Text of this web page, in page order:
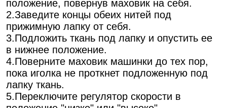
положение, повернув маховик на себя.
2.Заведите концы обеих нитей под
прижимную лапку от себя.
3.Подложить ткань под лапку и опустить ее
в нижнее положение.
4.Поверните маховик машинки до тех пор,
пока иголка не проткнет подложенную под
лапку ткань.
5.Переключите регулятор скорости в